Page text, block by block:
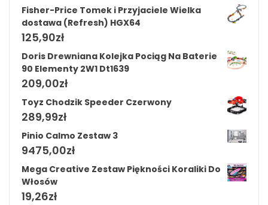
Fisher-Price Tomek i Przyjaciele Wielka
dostawa (Refresh) HGX64
125,90zł
Doris Drewniana Kolejka Pociąg Na Baterie
90 Elementy 2W1 Dt1639
209,00zł
Toyz Chodzik Speeder Czerwony
289,99zł
Pinio Calmo Zestaw 3
9475,00zł
Mega Creative Zestaw Piękności Koraliki Do
Włosów
19,26zł